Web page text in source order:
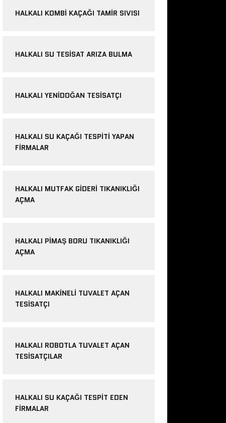
HALKALI KOMBI KAÇAĞI TAMIR SIVISI
HALKALI SU TESISAT ARIZA BULMA
HALKALI YENIDOĞAN TESISATÇI
HALKALI SU KAÇAĞI TESPITI YAPAN
FIRMALAR
HALKALI MUTFAK GIDERI TIKANIKLIĞI
AÇMA
HALKALI PIMAŞ BORU TIKANIKLIĞI
AÇMA
HALKALI MAKINELI TUVALET AÇAN
TESISATÇI
HALKALI ROBOTLA TUVALET AÇAN
TESISATÇILAR
HALKALI SU KAÇAĞI TESPIT EDEN
FIRMALAR